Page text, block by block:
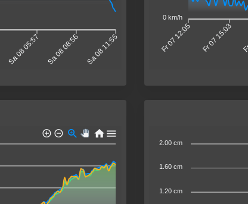
Sa 08 05:57 Sa 08 08:56 Sa 08 11:55 Fr 07 12:05 Fr 07 15:03
0 km/h
2.00 cm
1.60 cm
1.20 cm